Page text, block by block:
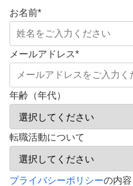
お名前*
メールアドレス*
年齢（年代）
転職活動について
こ
プライバシーポリシーの内容